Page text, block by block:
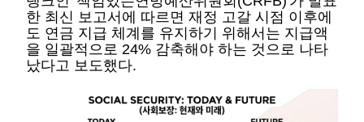
한 최신 보고서에 따르면 재정 고갈 시점 이후에
도 연금 지급 체계를 유지하기 위해서는 지급액
을 일괄적으로 24% 감축해야 하는 것으로 나타
났다고 보도했다.